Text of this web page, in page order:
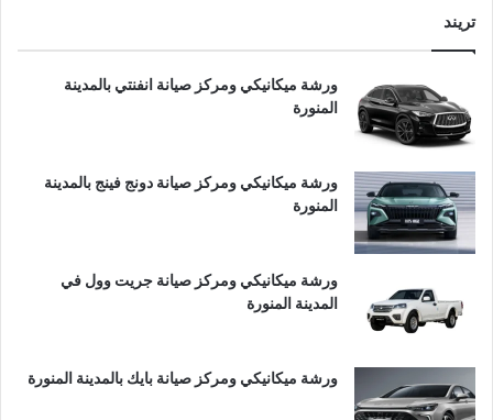
تريند
ورشة ميكانيكي ومركز صيانة انفنتي بالمدينة
المنورة
ورشة ميكانيكي ومركز صيانة دونج فينج بالمدينة
المنورة
ورشة ميكانيكي ومركز صيانة جريت وول في
المدينة المنورة
ورشة ميكانيكي ومركز صيانة بايك بالمدينة المنورة